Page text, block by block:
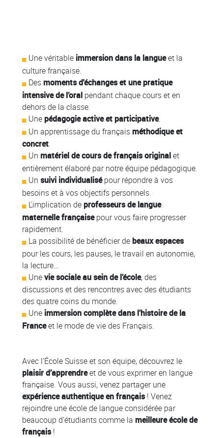
Colonne
Une véritable immersion dans la langueet la
culture française.
Des moments d'échanges et une pratique
intensive de l’oral pendant chaque cours et en
dehors de la classe.
Une pédagogie active et participative.
Un apprentissage du français méthodique et
concret.
Un matériel de cours de français originalet
entièrement élaboré par notre équipe pédagogique.
Un suivi individualisépour répondre à vos
besoins et à vos objectifs personnels.
L'implication de professeurs de langue
maternelle françaisepour vous faire progresser
rapidement.
La possibilité de bénéficier de beaux espaces
pour les cours, les pauses, le travail en autonomie,
la lecture…
Unevie sociale au sein de l’école, des
discussions et des rencontres avec des étudiants
des quatre coins du monde.
Une immersion complète dans l’histoire de la
Franceet le mode de vie des Français.
Avec l’École Suisse et son équipe, découvrez le
plaisir d’apprendreet de vous exprimer en langue
française. Vous aussi, venez partager une
expérience authentique en français! Venez
rejoindre une école de langue considérée par
beaucoup d’étudiants comme la meilleure école de
français!